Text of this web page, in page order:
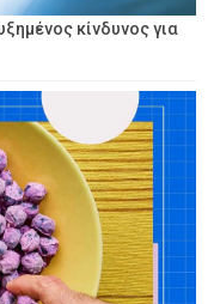
κίνδυνος για